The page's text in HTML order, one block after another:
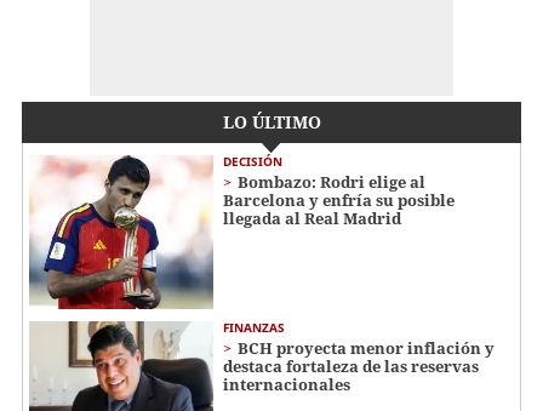
LO ÚLTIMO
DECISIÓN
Bombazo: Rodri elige al
Barcelona y enfría su posible
llegada al Real Madrid
FINANZAS
BCH proyecta menor inflación y
destaca fortaleza de las reservas
internacionales